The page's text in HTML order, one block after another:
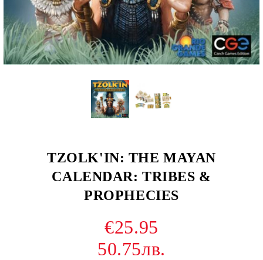
TZOLK'IN: THE MAYAN
CALENDAR: TRIBES &
PROPHECIES
€25.95
50.75лв.